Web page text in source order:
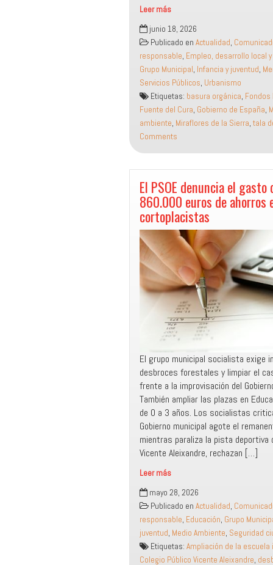
Leer más
El
Gobierno
de
España
propició
1,38
millones
para
modernizar
Miraflores
de
la
Sierra
junio 18, 2026
Publicado en Actualidad,
responsable, Empleo, desarrollo local
Grupo Municipal, Infancia y juventud,
Servicios Públicos, Urbanismo
Etiquetas: basura orgánica, Fondos
Fuente del Cura, Gobierno de España,
ambiente, Miraflores de la Sierra, tala
Comments
El PSOE denuncia el gasto
860.000 euros de ahorros
cortoplacistas
​El grupo municipal socialista exige
desbroces forestales y limpiar el
frente a la improvisación del
También ampliar las plazas en
de 0 a 3 años. Los socialistas
Gobierno municipal agote el
mientras paraliza la pista deportiva
Vicente Aleixandre, rechazan […]
Leer más
El
PSOE
denuncia
el
gasto
de
mayo 28, 2026
Publicado en Actualidad,
responsable, Educación, Grupo
juventud, Medio Ambiente, Seguridad
Etiquetas: Ampliación de la escuela
Colegio Público Vicente Aleixandre,